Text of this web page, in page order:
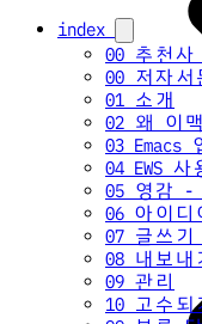
index
00 추천
00 저자서
01 소개
02 왜 이
03 Emacs
04 EWS 사
05 영감 -
06 아이
07 글쓰기
08 내보내
09 관리
10 고수되